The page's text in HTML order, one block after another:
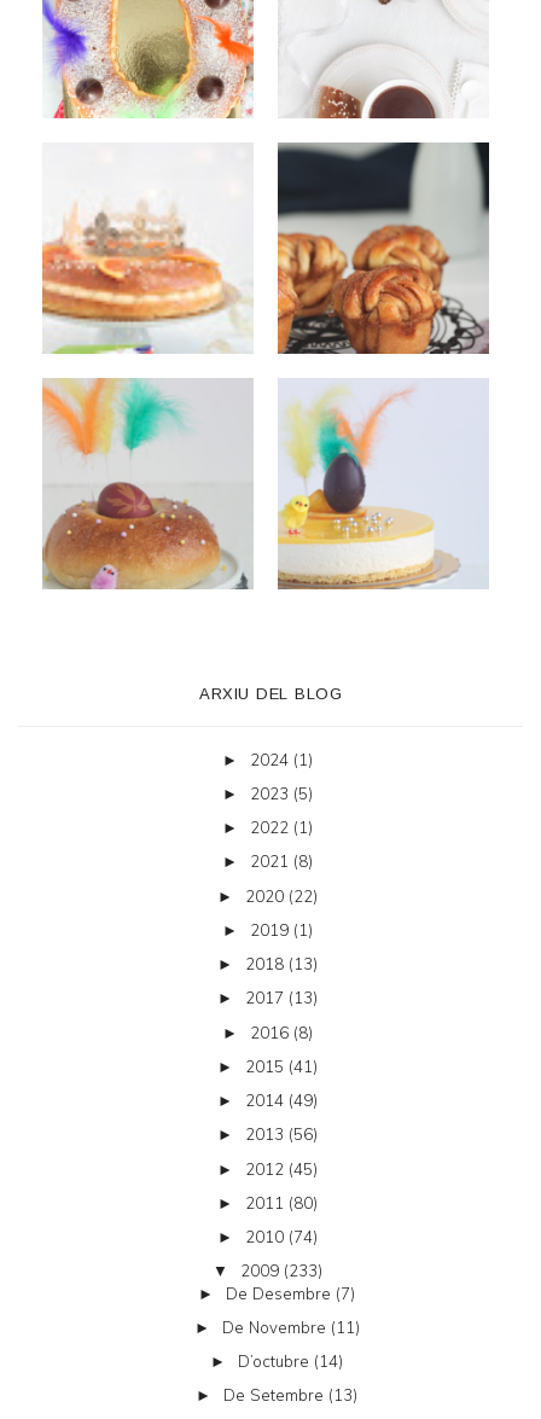
ARXIU DEL BLOG
► 2024 (1)
► 2023 (5)
► 2022 (1)
► 2021 (8)
► 2020 (22)
► 2019 (1)
► 2018 (13)
► 2017 (13)
► 2016 (8)
► 2015 (41)
► 2014 (49)
► 2013 (56)
► 2012 (45)
► 2011 (80)
► 2010 (74)
▼ 2009 (233)
► De Desembre (7)
► De Novembre (11)
► D’octubre (14)
► De Setembre (13)